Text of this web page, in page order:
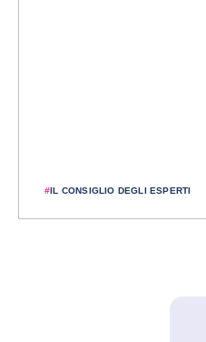
#IL CONSIGLIO DEGLI ESPERTI